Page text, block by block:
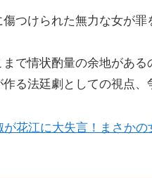
つけられた無力な女が罪
で情状酌量の余地があ
る法廷劇としての視点、
花江に大失言！まさか